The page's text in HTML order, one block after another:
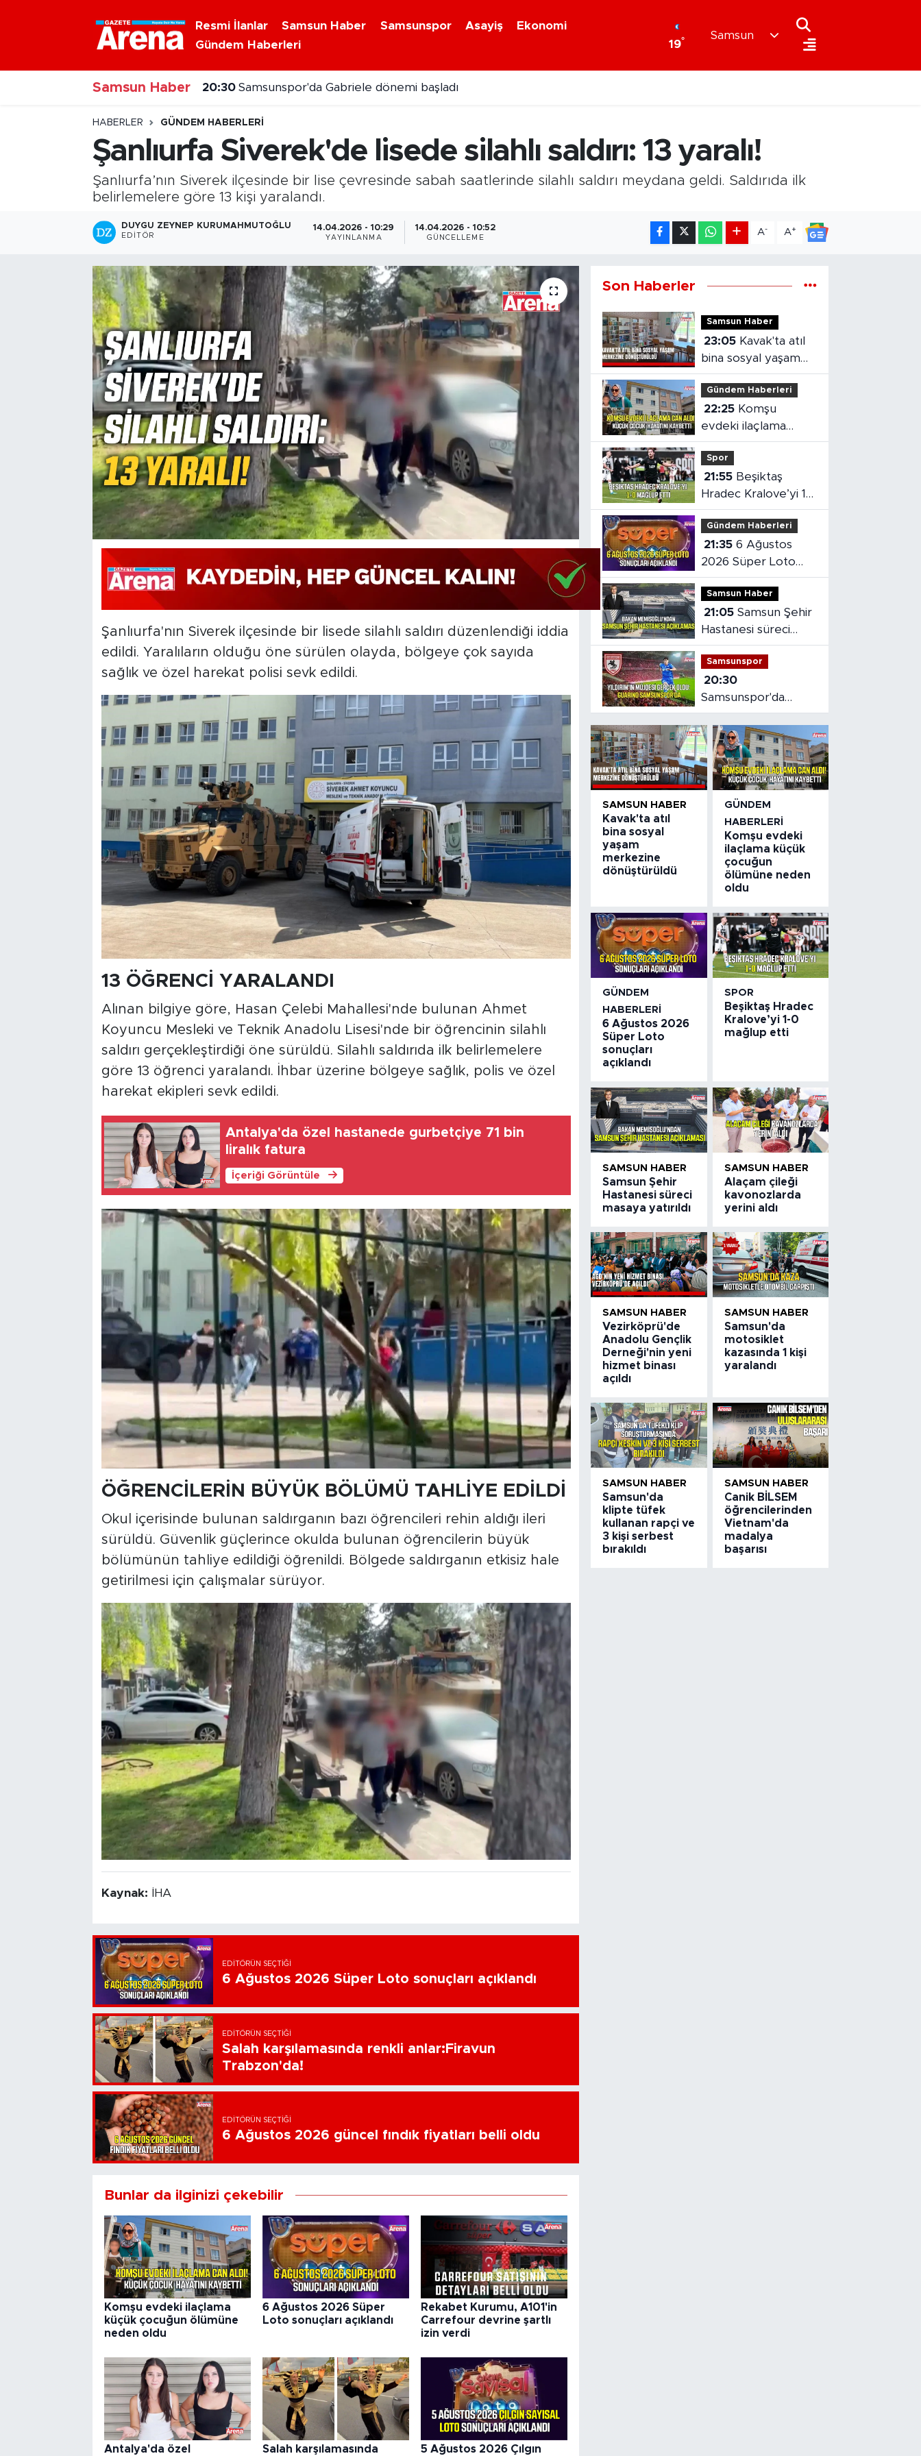
Resmi İlanlar Samsun Haber Samsunspor Asayiş
Ekonomi
Gündem Haberleri
19°
Samsun
Samsun Haber 20:20 Alaçam çileği kavonozlarda yerini aldı
HABERLER GÜNDEM HABERLERI
Şanlıurfa Siverek'de lisede silahlı saldırı: 13 yaralı!
Şanlıurfa’nın Siverek ilçesinde bir lise çevresinde sabah saatlerinde silahlı saldırı meydana geldi. Saldırıda ilk
belirlemelere göre 13 kişi yaralandı.
DUYGU ZEYNEP KURUMAHMUTOĞLU
EDITÖR
14.04.2026 - 10:29
YAYINLANMA
14.04.2026 - 10:52
GÜNCELLEME
A- A+
Şanlıurfa'nın Siverek ilçesinde bir lisede silahlı saldırı düzenlendiği iddia
edildi. Yaralıların olduğu öne sürülen olayda, bölgeye çok sayıda
sağlık ve özel harekat polisi sevk edildi.
13 ÖĞRENCİ YARALANDI
Alınan bilgiye göre, Hasan Çelebi Mahallesi'nde bulunan Ahmet
Koyuncu Mesleki ve Teknik Anadolu Lisesi'nde bir öğrencinin silahlı
saldırı gerçekleştirdiği öne sürüldü. Silahlı saldırıda ilk belirlemelere
göre 13 öğrenci yaralandı. İhbar üzerine bölgeye sağlık, polis ve özel
harekat ekipleri sevk edildi.
Antalya'da özel hastanede gurbetçiye 71 bin
liralık fatura
İçeriği Görüntüle
ÖĞRENCİLERİN BÜYÜK BÖLÜMÜ TAHLİYE EDİLDİ
Okul içerisinde bulunan saldırganın bazı öğrencileri rehin aldığı ileri
sürüldü. Güvenlik güçlerince okulda bulunan öğrencilerin büyük
bölümünün tahliye edildiği öğrenildi. Bölgede saldırganın etkisiz hale
getirilmesi için çalışmalar sürüyor.
Kaynak: İHA
EDITÖRÜN SEÇTIĞI
6 Ağustos 2026 Süper Loto sonuçları açıklandı
EDITÖRÜN SEÇTIĞI
Salah karşılamasında renkli anlar:Firavun
Trabzon'da!
EDITÖRÜN SEÇTIĞI
6 Ağustos 2026 güncel fındık fiyatları belli oldu
Bunlar da ilginizi çekebilir
Komşu evdeki ilaçlama
küçük çocuğun ölümüne
neden oldu
6 Ağustos 2026 Süper
Loto sonuçları açıklandı
Rekabet Kurumu, A101'in
Carrefour devrine şartlı
izin verdi
Antalya'da özel Salah karşılamasında 5 Ağustos 2026 Çılgın
Son Haberler
Samsun Haber
23:05
bina sosyal yaşam
merkezine
dönüştürüldü
Gündem Haberleri
22:25
evdeki ilaçlama
küçük çocuğun
ölümüne neden oldu
Spor
21:55
Hradec Kralove’yi 1-
0 mağlup etti
Gündem Haberleri
21:35 6 Ağustos
2026 Süper Loto
sonuçları açıklandı
Samsun Haber
21:05 Samsun Şehir
Hastanesi süreci
masaya yatırıldı
Samsunspor
20:30
Samsunspor'da
Gabriele dönemi
başladı
SAMSUN HABER
Kavak'ta atıl
bina sosyal
yaşam
merkezine
dönüştürüldü
GÜNDEM
HABERLERI
Komşu evdeki
ilaçlama küçük
çocuğun
ölümüne neden
oldu
GÜNDEM
HABERLERI
6 Ağustos 2026
Süper Loto
sonuçları
açıklandı
SPOR
Beşiktaş Hradec
Kralove’yi 1-0
mağlup etti
SAMSUN HABER
Samsun Şehir
Hastanesi süreci
masaya yatırıldı
SAMSUN HABER
Alaçam çileği
kavonozlarda
yerini aldı
SAMSUN HABER
Vezirköprü'de
Anadolu Gençlik
Derneği'nin yeni
hizmet binası
açıldı
SAMSUN HABER
Samsun'da
motosiklet
kazasında 1 kişi
yaralandı
SAMSUN HABER
Samsun'da
klipte tüfek
kullanan rapçi ve
3 kişi serbest
bırakıldı
SAMSUN HABER
Canik BİLSEM
öğrencilerinden
Vietnam'da
madalya
başarısı
Nöbetçi Eczaneler
Hava Durumu
Samsun Namaz Vakitleri
Trafik Durumu
Süper Lig Puan Durumu ve Fikstür
Tüm Manşetler
Haber Arşivi